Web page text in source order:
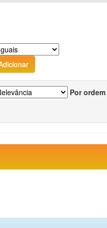
Por ordem